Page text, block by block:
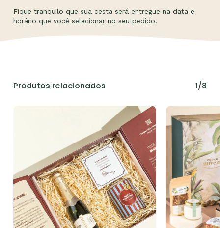
Fique tranquilo que sua cesta será entregue na data e
horário que você selecionar no seu pedido.
Produtos relacionados 1/8